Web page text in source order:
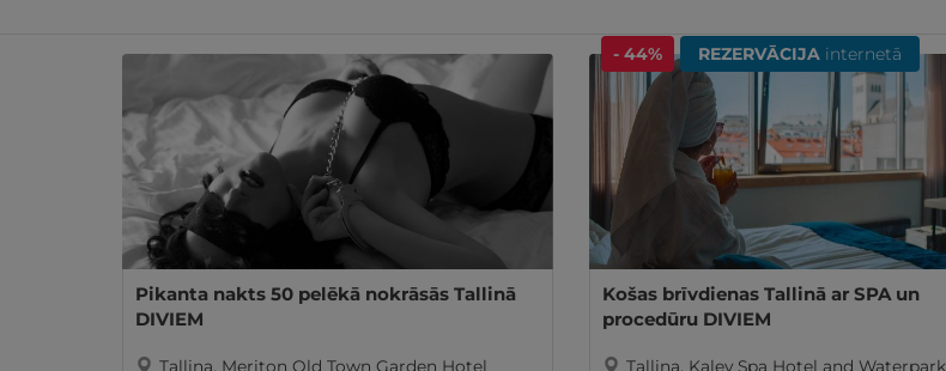
Pikanta nakts 50 pelēkā nokrāsās Tallinā
DIVIEM
Tallina, Meriton Old Town Garden Hotel
- 44% REZERVĀCIJA internetā
Košas brīvdienas Tallinā ar SPA un
procedūru DIVIEM
Tallina, Kalev Spa Hotel and Waterpark